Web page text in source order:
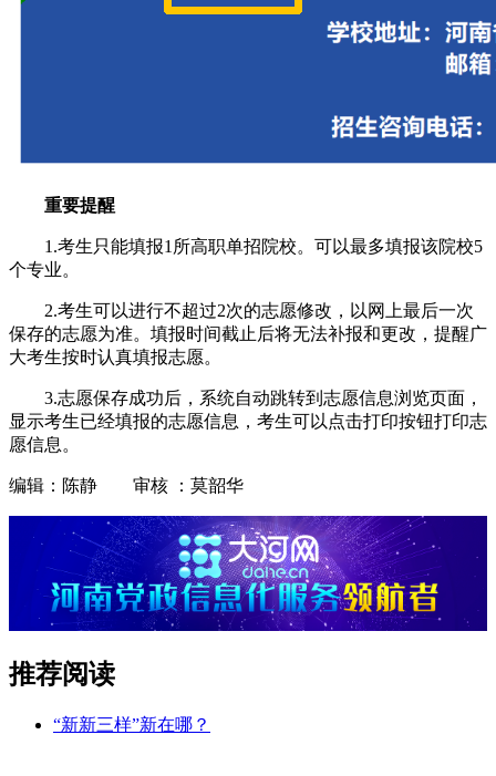
重要提醒
1.考生只能填报1所高职单招院校。可以最多填报该院校5
个专业。
2.考生可以进行不超过2次的志愿修改，以网上最后一次
保存的志愿为准。填报时间截止后将无法补报和更改，提醒广
大考生按时认真填报志愿。
3.志愿保存成功后，系统自动跳转到志愿信息浏览页面，
显示考生已经填报的志愿信息，考生可以点击打印按钮打印志
愿信息。
编辑：陈静 审核 ：莫韶华
推荐阅读
“新新三样”新在哪？